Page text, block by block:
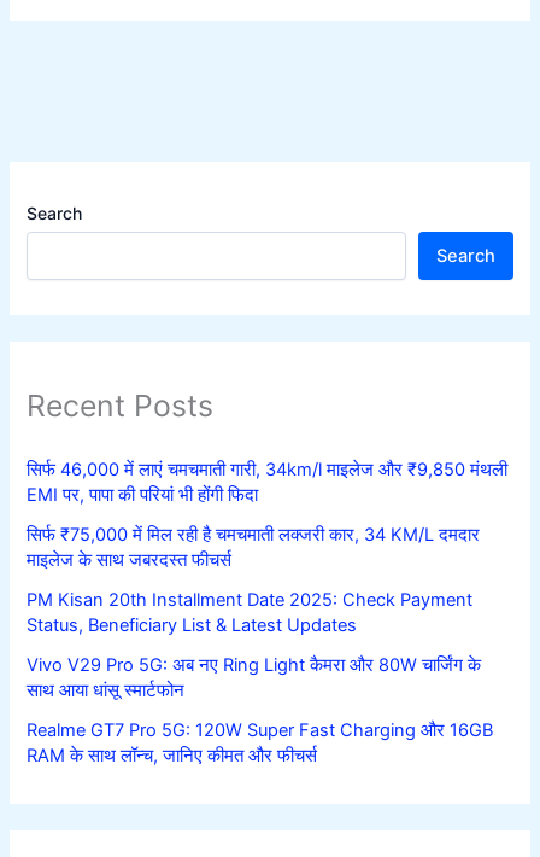
Search
Search
Recent Posts
सिर्फ 46,000 में लाएं चमचमाती गारी, 34km/l माइलेज और ₹9,850 मंथली
EMI पर, पापा की परियां भी होंगी फिदा
सिर्फ ₹75,000 में मिल रही है चमचमाती लक्जरी कार, 34 KM/L दमदार
माइलेज के साथ जबरदस्त फीचर्स
PM Kisan 20th Installment Date 2025: Check Payment
Status, Beneficiary List & Latest Updates
Vivo V29 Pro 5G: अब नए Ring Light कैमरा और 80W चार्जिंग के
साथ आया धांसू स्मार्टफोन
Realme GT7 Pro 5G: 120W Super Fast Charging और 16GB
RAM के साथ लॉन्च, जानिए कीमत और फीचर्स